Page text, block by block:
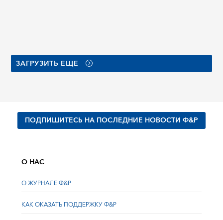
ЗАГРУЗИТЬ ЕЩЕ
ПОДПИШИТЕСЬ НА ПОСЛЕДНИЕ НОВОСТИ Ф&Р
О НАС
О ЖУРНАЛЕ Ф&Р
КАК ОКАЗАТЬ ПОДДЕРЖКУ Ф&Р